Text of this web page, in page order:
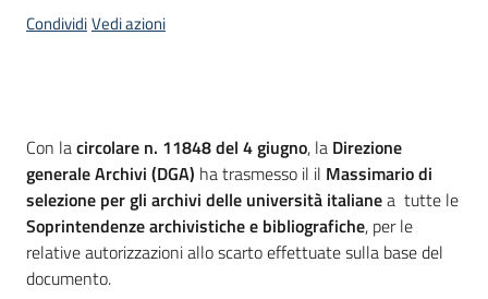
CondividiVedi azioni
Introduzione
Con lacircolare n. 11848 del 4 giugno, la Direzione
generale Archivi (DGA) ha trasmesso il il Massimario di
selezione per gli archivi delle università italianea tutte le
Soprintendenze archivistiche e bibliografiche, per le
relative autorizzazioni allo scarto effettuate sulla base del
documento.